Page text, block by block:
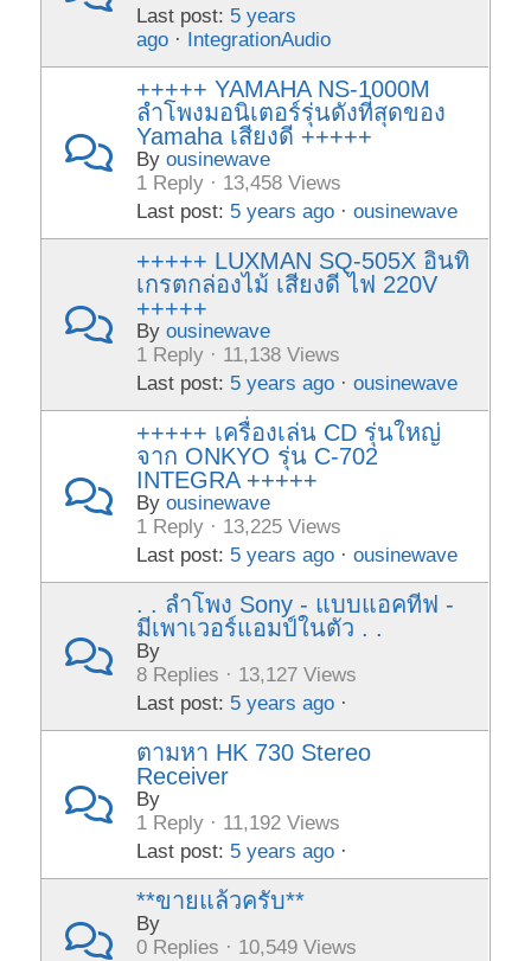
Last post: 5 years
ago · IntegrationAudio
+++++ YAMAHA NS-1000M
ลำโพงมอนิเตอร์รุ่นดังที่สุดของ
Yamaha เสียงดี +++++
Byousinewave
1 Reply · 13,458 Views
Last post: 5 years ago ·ousinewave
+++++ LUXMAN SQ-505X อินทิ
เกรตกล่องไม้ เสียงดี ไฟ 220V
+++++
Byousinewave
1 Reply · 11,138 Views
Last post: 5 years ago ·ousinewave
+++++ เครื่องเล่น CD รุ่นใหญ่
จาก ONKYO รุ่น C-702
INTEGRA +++++
Byousinewave
1 Reply · 13,225 Views
Last post: 5 years ago ·ousinewave
. . ลำโพง Sony - แบบแอคทีฟ -
มีเพาเวอร์แอมป์ในตัว . .
By
8 Replies · 13,127 Views
Last post: 5 years ago ·
ตามหา HK 730 Stereo
Receiver
By
1 Reply · 11,192 Views
Last post: 5 years ago ·
**ขายแล้วครับ**
By
0 Replies · 10,549 Views